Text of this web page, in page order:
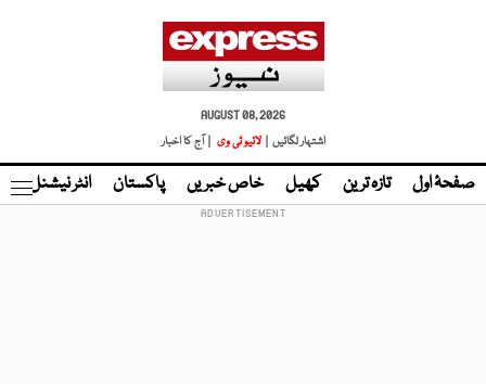
AUGUST 08, 2026
اشتہار لگائیں |
لائیو ٹی وی | آج کا اخبار
صفحۂ اول تازہ ترین کھیل خاص خبریں پاکستان انٹر نیشنل